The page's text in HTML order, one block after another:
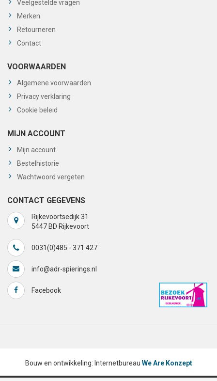
Veelgestelde vragen
Merken
Retourneren
Contact
VOORWAARDEN
Algemene voorwaarden
Privacy verklaring
Cookie beleid
MIJN ACCOUNT
Mijn account
Bestelhistorie
Wachtwoord vergeten
CONTACT GEGEVENS
Rijkevoortsedijk 31
5447 BD Rijkevoort
0031(0)485 - 371 427
info@adr-spierings.nl
Facebook
Bouw en ontwikkeling: Internetbureau We Are Konzept